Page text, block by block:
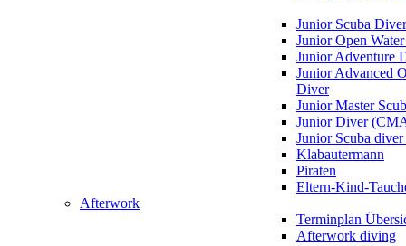
Junior Scuba Diver
Junior Open
Junior Adventure
Junior Advanced
Diver
Junior Master
Junior Diver
Junior Scuba
Klabautermann
Piraten
Eltern-Kind-
Afterwork
Terminplan
Afterwork diving